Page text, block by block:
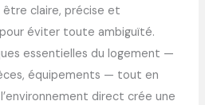
claire, précise et
éviter toute ambiguïté.
essentielles du logement —
équipements — tout en
direct crée une